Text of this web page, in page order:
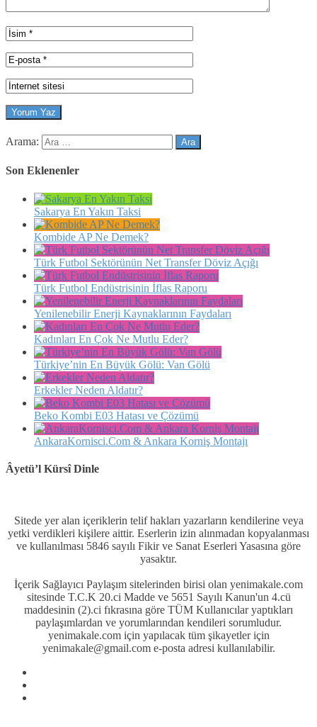
Arama:
Son Eklenenler
Sakarya En Yakın Taksi
Kombide AP Ne Demek?
Türk Futbol Sektörünün Net Transfer Döviz Açığı
Türk Futbol Endüstrisinin İflas Raporu
Yenilenebilir Enerji Kaynaklarının Faydaları
Kadınları En Çok Ne Mutlu Eder?
Türkiye’nin En Büyük Gölü: Van Gölü
Erkekler Neden Aldatır?
Beko Kombi E03 Hatası ve Çözümü
AnkaraKornisci.Com & Ankara Korniş Montajı
Âyetü’l Kürsî Dinle
Sitede yer alan içeriklerin telif hakları yazarların kendilerine veya
yetki verdikleri kişilere aittir. Eserlerin izin alınmadan kopyalanması
ve kullanılması 5846 sayılı Fikir ve Sanat Eserleri Yasasına göre
yasaktır.
İçerik Sağlayıcı Paylaşım sitelerinden birisi olan yenimakale.com
sitesinde T.C.K 20.ci Madde ve 5651 Sayılı Kanun'un 4.cü
maddesinin (2).ci fıkrasına göre TÜM Kullanıcılar yaptıkları
paylaşımlardan ve yorumlarından kendileri sorumludur.
yenimakale.com için yapılacak tüm şikayetler için
yenimakale@gmail.com e-posta adresi kullanılabilir.